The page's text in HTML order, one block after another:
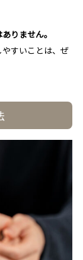
りません。
すいことは、ぜ